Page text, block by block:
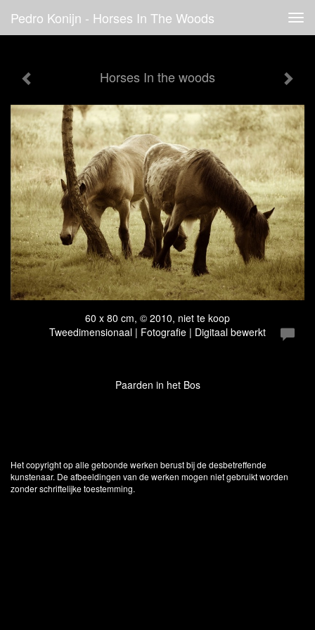
Pedro Konijn - Horses In The Woods
Horses In the woods
60 x 80 cm, © 2010, niet te koop
Tweedimensionaal | Fotografie | Digitaal bewerkt
Paarden in het Bos
Het copyright op alle getoonde werken berust bij de desbetreffende
kunstenaar. De afbeeldingen van de werken mogen niet gebruikt worden
zonder schriftelijke toestemming.